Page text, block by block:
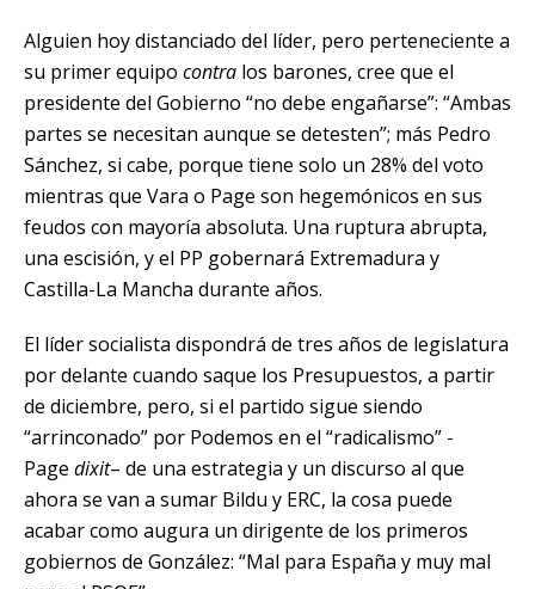
Alguien hoy distanciado del líder, pero perteneciente a
su primer equipo contra los barones, cree que el
presidente del Gobierno “no debe engañarse”: “Ambas
partes se necesitan aunque se detesten”; más Pedro
Sánchez, si cabe, porque tiene solo un 28% del voto
mientras que Vara o Page son hegemónicos en sus
feudos con mayoría absoluta. Una ruptura abrupta,
una escisión, y el PP gobernará Extremadura y
Castilla-La Mancha durante años.
El líder socialista dispondrá de tres años de legislatura
por delante cuando saque los Presupuestos, a partir
de diciembre, pero, si el partido sigue siendo
“arrinconado” por Podemos en el “radicalismo” -
Page dixit– de una estrategia y un discurso al que
ahora se van a sumar Bildu y ERC, la cosa puede
acabar como augura un dirigente de los primeros
gobiernos de González: “Mal para España y muy mal